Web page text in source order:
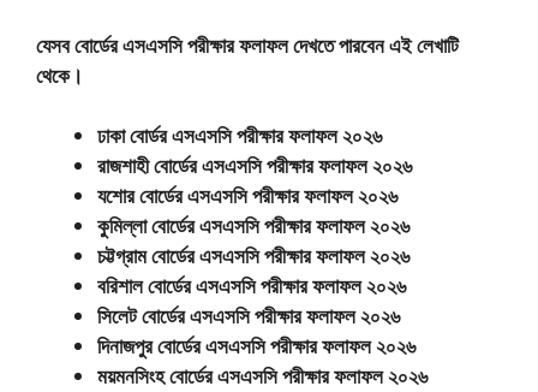
যেসব বোর্ডের এসএসসি পরীক্ষার ফলাফল দেখতে পারবেন এই লেখাটি
থেকে।
ঢাকা বোর্ডর এসএসসি পরীক্ষার ফলাফল ২০২৬
রাজশাহী বোর্ডের এসএসসি পরীক্ষার ফলাফল ২০২৬
যশোর বোর্ডের এসএসসি পরীক্ষার ফলাফল ২০২৬
কুমিল্লা বোর্ডের এসএসসি পরীক্ষার ফলাফল ২০২৬
চট্টগ্রাম বোর্ডের এসএসসি পরীক্ষার ফলাফল ২০২৬
বরিশাল বোর্ডের এসএসসি পরীক্ষার ফলাফল ২০২৬
সিলেট বোর্ডের এসএসসি পরীক্ষার ফলাফল ২০২৬
দিনাজপুর বোর্ডের এসএসসি পরীক্ষার ফলাফল ২০২৬
ময়মনসিংহ বোর্ডের এসএসসি পরীক্ষার ফলাফল ২০২৬